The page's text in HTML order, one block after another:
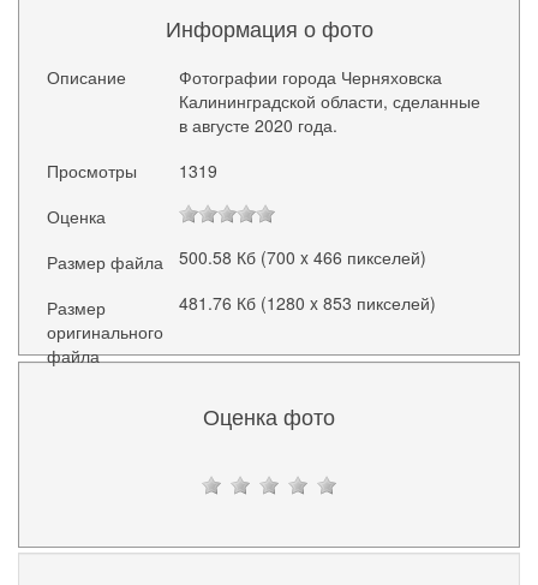
Информация о фото
Описание
Фотографии города Черняховска
Калининградской области, сделанные
в августе 2020 года.
Просмотры
1319
Оценка
Размер файла
500.58 Кб (700 x 466 пикселей)
Размер
оригинального
файла
481.76 Кб (1280 x 853 пикселей)
Оценка фото